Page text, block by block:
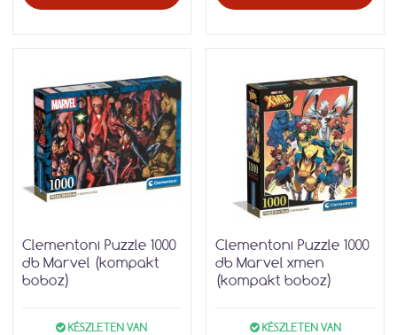
Clementoni Puzzle 1000
db Marvel (kompakt
boboz)
KÉSZLETEN VAN
Clementoni Puzzle 1000
db Marvel xmen
(kompakt boboz)
KÉSZLETEN VAN